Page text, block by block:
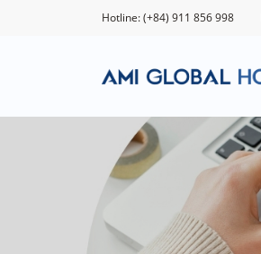
Hotline: (+84) 911 856 998